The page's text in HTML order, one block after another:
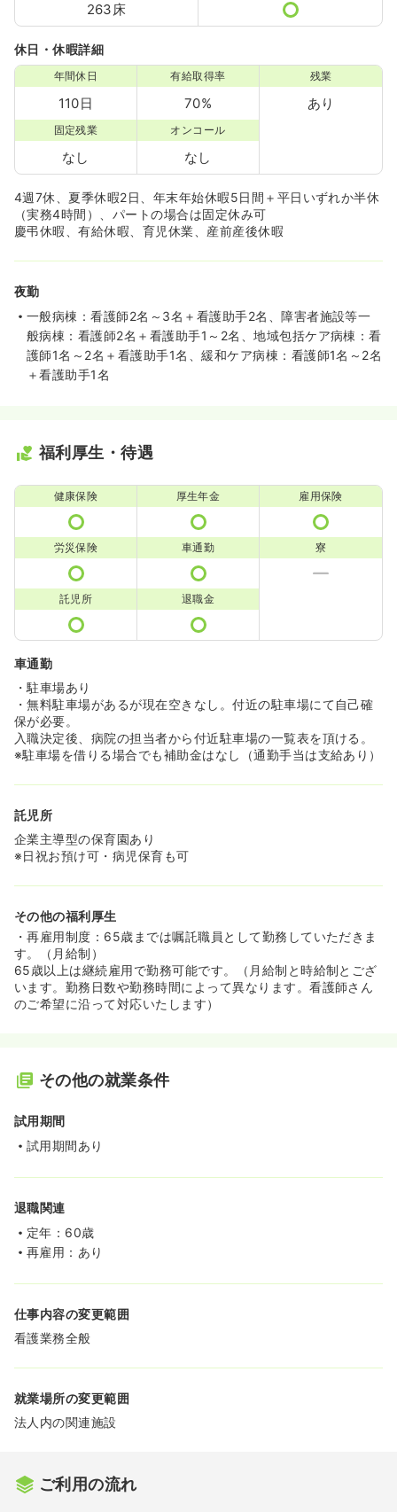
263床
休日・休暇詳細
年間休日
110日
有給取得率
70%
残業
あり
固定残業
なし
オンコール
なし
4週7休、夏季休暇2日、年末年始休暇5日間＋平日いずれか半休
（実務4時間）、パートの場合は固定休み可
慶弔休暇、有給休暇、育児休業、産前産後休暇
夜勤
一般病棟：看護師2名～3名＋看護助手2名、障害者施設等一
般病棟：看護師2名＋看護助手1～2名、地域包括ケア病棟：看
護師1名～2名＋看護助手1名、緩和ケア病棟：看護師1名～2名
＋看護助手1名
福利厚生・待遇
健康保険 厚生年金 雇用保険
労災保険 車通勤 寮
託児所 退職金
車通勤
・駐車場あり
・無料駐車場があるが現在空きなし。付近の駐車場にて自己確
保が必要。
入職決定後、病院の担当者から付近駐車場の一覧表を頂ける。
※駐車場を借りる場合でも補助金はなし（通勤手当は支給あり）
託児所
企業主導型の保育園あり
※日祝お預け可・病児保育も可
その他の福利厚生
・再雇用制度：65歳までは嘱託職員として勤務していただきま
す。（月給制）
65歳以上は継続雇用で勤務可能です。（月給制と時給制とござ
います。勤務日数や勤務時間によって異なります。看護師さん
のご希望に沿って対応いたします）
その他の就業条件
試用期間
試用期間あり
退職関連
定年：60歳
再雇用：あり
仕事内容の変更範囲
看護業務全般
就業場所の変更範囲
法人内の関連施設
ご利用の流れ